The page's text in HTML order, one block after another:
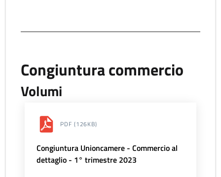
Congiuntura commercio
Volumi
PDF (126KB)
Congiuntura Unioncamere - Commercio al
dettaglio - 1° trimestre 2023